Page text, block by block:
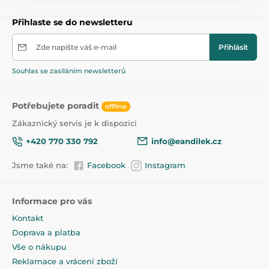
aby nemohl vypadnout
překryvy
Vyhovuje normě EN 14988: 2017-10
Produkt je zařazen v kategoriích
Vnější rozměry
židle) 62x62x40 (stůl)
Výška opěrky
Přihlaste se do newsletteru
Zde napište váš e-mail Přihlásit
Souhlas se zasíláním newsletterů
Potřebujete poradit offline
Zákaznický servis je k dispozici
+420 770 330 792
info@eandilek.cz
Jsme také na: Facebook Instagram
Informace pro vás
Kontakt
Doprava a platba
Vše o nákupu
Reklamace a vrácení zboží